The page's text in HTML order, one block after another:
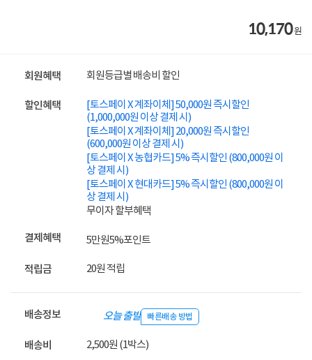
10,170원
회원혜택 회원등급별 배송비 할인
할인혜택
[토스페이 X 계좌이체] 50,000원 즉시할인
(1,000,000원 이상 결제 시)
[토스페이 X 계좌이체] 20,000원 즉시할인
(600,000원 이상 결제 시)
[토스페이 X 농협카드] 5% 즉시할인 (800,000원 이
상 결제 시)
[토스페이 X 현대카드] 5% 즉시할인 (800,000원 이
상 결제 시)
무이자 할부혜택
결제혜택 5만원5%포인트
적립금 20원 적립
배송정보 오늘 출발 빠른배송 방법
배송비 2,500원 (1박스)